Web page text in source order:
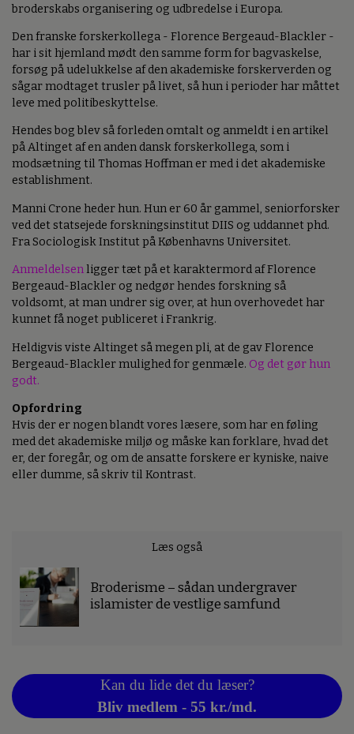
broderskabs organisering og udbredelse i Europa.
Den franske forskerkollega - Florence Bergeaud-Blackler -
har i sit hjemland mødt den samme form for bagvaskelse,
forsøg på udelukkelse af den akademiske forskerverden og
sågar modtaget trusler på livet, så hun i perioder har måttet
leve med politibeskyttelse.
Hendes bog blev så forleden omtalt og anmeldt i en artikel
på Altinget af en anden dansk forskerkollega, som i
modsætning til Thomas Hoffman er med i det akademiske
establishment.
Manni Crone heder hun. Hun er 60 år gammel, seniorforsker
ved det statsejede forskningsinstitut DIIS og uddannet phd.
Fra Sociologisk Institut på Københavns Universitet.
Anmeldelsenligger tæt på et karaktermord af Florence
Bergeaud-Blackler og nedgør hendes forskning så
voldsomt, at man undrer sig over, at hun overhovedet har
kunnet få noget publiceret i Frankrig.
Heldigvis viste Altinget så megen pli, at de gav Florence
Bergeaud-Blackler mulighed for genmæle. Og det gør hun
godt.
Opfordring
Hvis der er nogen blandt vores læsere, som har en føling
med det akademiske miljø og måske kan forklare, hvad det
er, der foregår, og om de ansatte forskere er kyniske, naive
eller dumme, så skriv til Kontrast.
Læs også
Broderisme – sådan undergraver
islamister de vestlige samfund
Kan du lide det du læser?
Bliv medlem - 55 kr./md.